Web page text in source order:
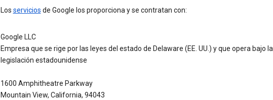
Los servicios de Google los proporciona y se contratan con:
Google LLC
Empresa que se rige por las leyes del estado de Delaware (EE. UU.) y que opera bajo la
legislación estadounidense
1600 Amphitheatre Parkway
Mountain View, California, 94043